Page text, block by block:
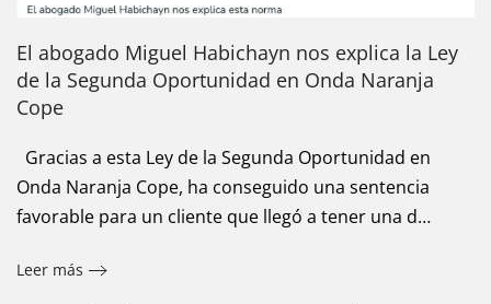
El abogado Miguel Habichayn nos explica la Ley
de la Segunda Oportunidad en Onda Naranja
Cope
Gracias a esta Ley de la Segunda Oportunidad en
Onda Naranja Cope, ha conseguido una sentencia
favorable para un cliente que llegó a tener una d…
Leer más